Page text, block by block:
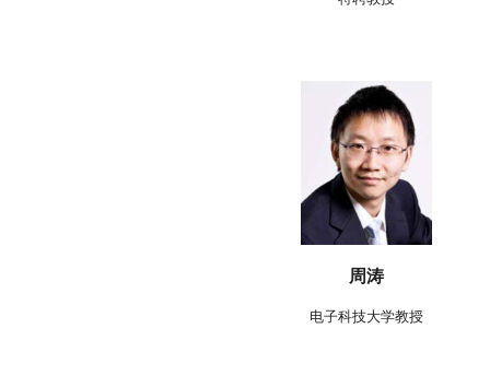
周涛
电子科技大学教授